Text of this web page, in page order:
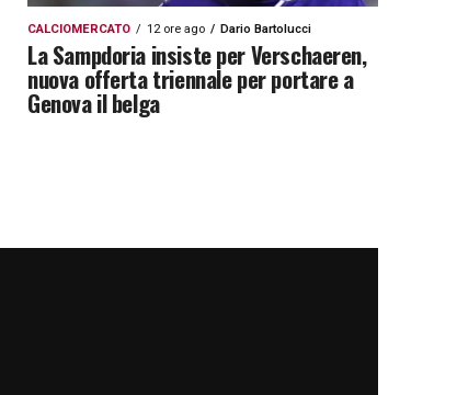
CALCIOMERCATO 12 ore ago Dario Bartolucci
La Sampdoria insiste per Verschaeren,
nuova offerta triennale per portare a
Genova il belga